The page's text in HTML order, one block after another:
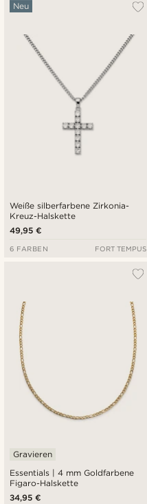
Weiße silberfarbene Zirkonia-
Kreuz-Halskette
Neu
49,95 €
6 FARBEN FORT TEMPUS
Essentials | 4 mm Goldfarbene
Figaro-Halskette
Gravieren
34,95 €